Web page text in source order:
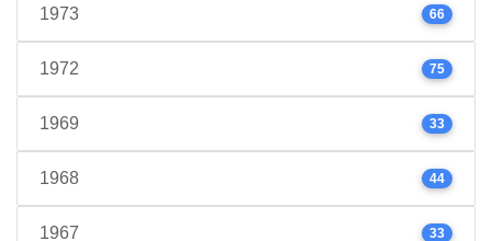
1973 66
1972 75
1969 33
1968 44
1967 33